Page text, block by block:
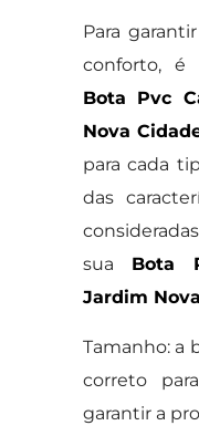
Para
conforto, é
Bota Pvc
Nova
para cada
das
sua Bota
Jardim
Tamanho: a
correto
garantir a